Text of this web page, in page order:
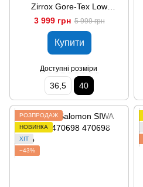
Zirrox Gore-Tex Low
7520518000 6018
3 999 грн 5 999 грн
Купити
Доступні розміри
36,5 40
РОЗПРОДАЖ
НОВИНКА
ХІТ
−43%